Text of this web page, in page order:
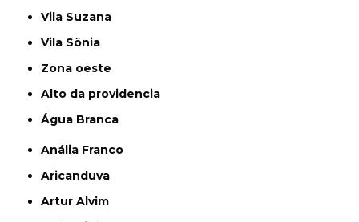
Vila Suzana
Vila Sônia
Zona oeste
alto da providencia
Água Branca
Anália Franco
Aricanduva
Artur Alvim